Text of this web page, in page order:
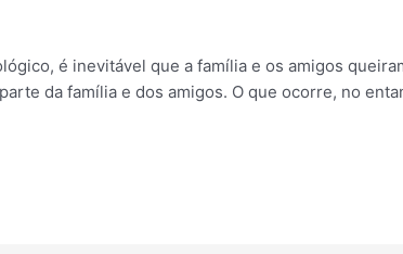
é inevitável que a família e os amigos
da família e dos amigos. O que ocorre, no